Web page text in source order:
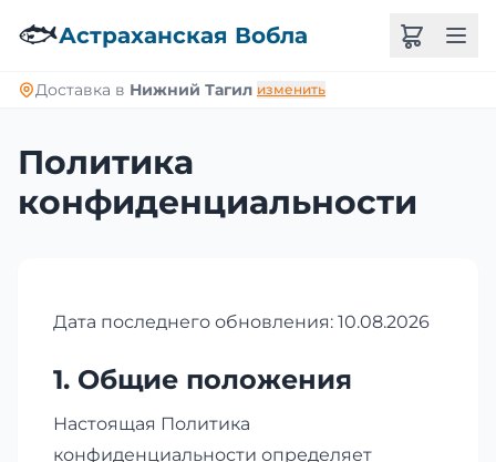
🐟Астраханская Вобла
Доставка в Нижний Тагил изменить
Политика
конфиденциальности
Дата последнего обновления: 10.08.2026
1. Общие положения
Настоящая Политика
конфиденциальности определяет